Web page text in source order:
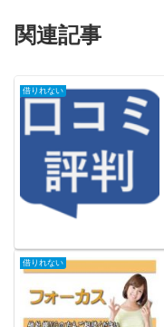
関連記事
借りれない
借りれない